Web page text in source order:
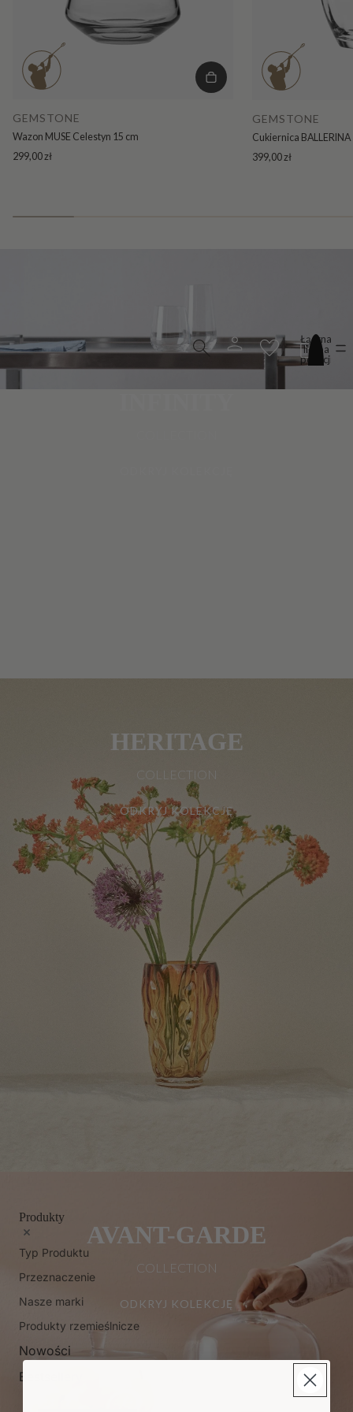
Produkty
Typ Produktu
Przeznaczenie
Nasze marki
Produkty rzemieślnicze
Nowości
Bestsellery
Łączna
liczba
pozycji
w
GEMSTONE
Wazon MUSE Celestyn 15 cm
299,00 zł
GEMSTONE
Cukiernica BALLERINA
399,00 zł
HERITAGE
COLLECTION
ODKRYJ KOLEKCJĘ
AVANT-GARDE
COLLECTION
ODKRYJ KOLEKCJĘ